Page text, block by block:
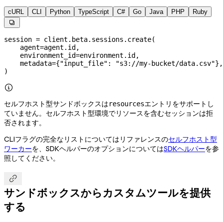
cURL CLI Python TypeScript C# Go Java PHP Ruby

session = client.beta.sessions.create(
    agent
=agent.id,
    environment_id
=environment.id,
    metadata
={"input_file" : "s3://my-bucket/data.csv"},
)

セルフホスト型サンドボックスはresourcesエントリをサポートし
ていません。セルフホスト型環境でリソースを含むセッションは拒
否されます。
CLIフラグの完全なリストについてはリファレンスのセルフホスト型
ワーカーを、SDKヘルパーのオプションについてはSDKヘルパーを参
照してください。

サンドボックスからカスタムツールを提供
する